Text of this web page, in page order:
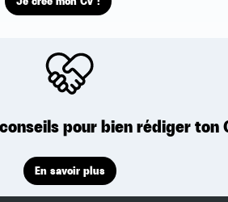
pour bien rédiger ton
En savoir plus